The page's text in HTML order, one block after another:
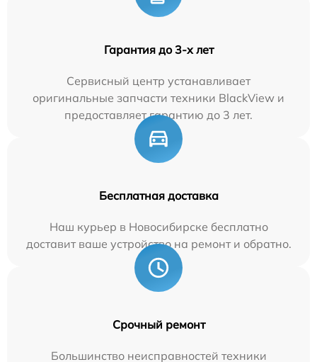
Гарантия до 3-х лет
Сервисный центр устанавливает
оригинальные запчасти техники BlackView и
предоставляет гарантию до 3 лет.
Бесплатная доставка
Наш курьер в Новосибирске бесплатно
доставит ваше устройство на ремонт и обратно.
Срочный ремонт
Большинство неисправностей техники